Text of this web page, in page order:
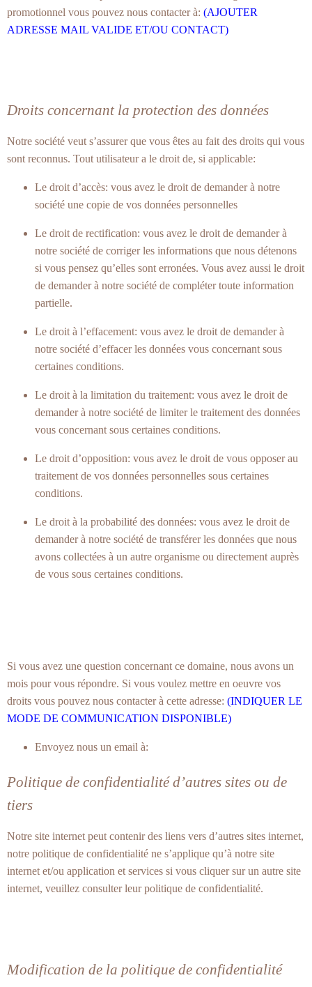
promotionnel vous pouvez nous contacter à: (AJOUTER
ADRESSE MAIL VALIDE ET/OU CONTACT)
Droits concernant la protection des données
Notre société veut s’assurer que vous êtes au fait des droits qui vous
sont reconnus. Tout utilisateur a le droit de, si applicable:
Le droit d’accès: vous avez le droit de demander à notre
société une copie de vos données personnelles
Le droit de rectification: vous avez le droit de demander à
notre société de corriger les informations que nous détenons
si vous pensez qu’elles sont erronées. Vous avez aussi le droit
de demander à notre société de compléter toute information
partielle.
Le droit à l’effacement: vous avez le droit de demander à
notre société d’effacer les données vous concernant sous
certaines conditions.
Le droit à la limitation du traitement: vous avez le droit de
demander à notre société de limiter le traitement des données
vous concernant sous certaines conditions.
Le droit d’opposition: vous avez le droit de vous opposer au
traitement de vos données personnelles sous certaines
conditions.
Le droit à la probabilité des données: vous avez le droit de
demander à notre société de transférer les données que nous
avons collectées à un autre organisme ou directement auprès
de vous sous certaines conditions.
Si vous avez une question concernant ce domaine, nous avons un
mois pour vous répondre. Si vous voulez mettre en oeuvre vos
droits vous pouvez nous contacter à cette adresse: (INDIQUER LE
MODE DE COMMUNICATION DISPONIBLE)
Envoyez nous un email à:
Politique de confidentialité d’autres sites ou de
tiers
Notre site internet peut contenir des liens vers d’autres sites internet,
notre politique de confidentialité ne s’applique qu’à notre site
internet et/ou application et services si vous cliquer sur un autre site
internet, veuillez consulter leur politique de confidentialité.
Modification de la politique de confidentialité